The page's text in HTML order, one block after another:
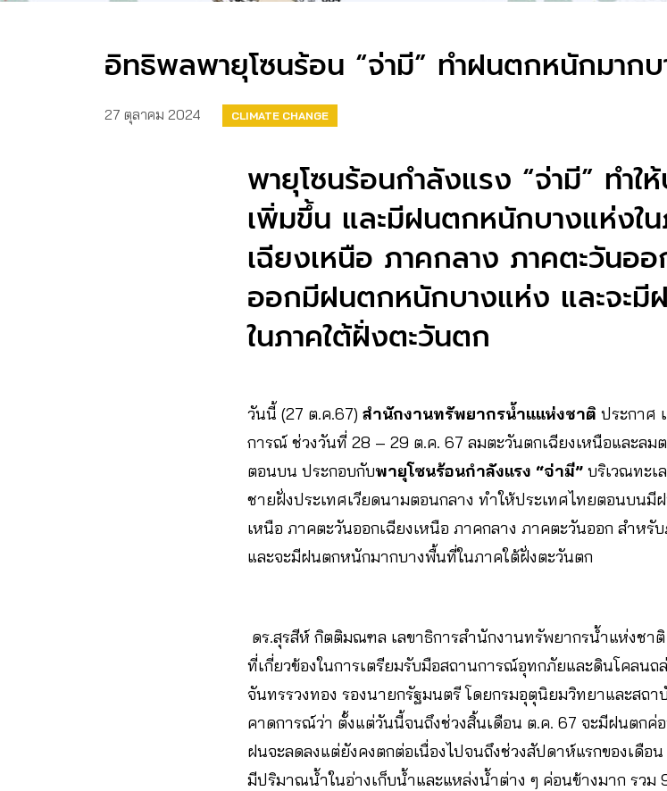
อิทธิพลพายุโซนร้อน “จ่ามี” ทำฝนตกหนักมาก
27 ตุลาคม 2024 CLIMATE CHANGE
พายุโซนร้อนกำลังแรง “จ่ามี” ทำใ
เพิ่มขึ้น และมีฝนตกหนักบางแห่งใ
เฉียงเหนือ ภาคกลาง ภาคตะวันอ
ออกมีฝนตกหนักบางแห่ง และจะ
ในภาคใต้ฝั่งตะวันตก
วันนี้ (27 ต.ค.67) สำนักงานทรัพยากรน้ำแแห่งชาติ ประกาศ
การณ์ ช่วงวันที่ 28 – 29 ต.ค. 67 ลมตะวันตกเฉียงเหนือและลม
ตอนบน ประกอบกับพายุโซนร้อนกำลังแรง “จ่ามี” บริเวณทะเ
ชายฝั่งประเทศเวียดนามตอนกลาง ทำให้ประเทศไทยตอนบน
เหนือ ภาคตะวันออกเฉียงเหนือ ภาคกลาง ภาคตะวันออก สำห
และจะมีฝนตกหนักมากบางพื้นที่ในภาคใต้ฝั่งตะวันตก
ดร.สุรสีห์ กิตติมณฑล เลขาธิการสำนักงานทรัพยากรน้ำแห่งชา
ที่เกี่ยวข้องในการเตรียมรับมือสถานการณ์อุทกภัยและดินโคลน
จันทรรวงทอง รองนายกรัฐมนตรี โดยกรมอุตุนิยมวิทยาและสถ
คาดการณ์ว่า ตั้งแต่วันนี้จนถึงช่วงสิ้นเดือน ต.ค. 67 จะมีฝนตก
ฝนจะลดลงแต่ยังคงตกต่อเนื่องไปจนถึงช่วงสัปดาห์แรกของเดื
มีปริมาณน้ำในอ่างเก็บน้ำและแหล่งน้ำต่าง ๆ ค่อนข้างมาก รวม